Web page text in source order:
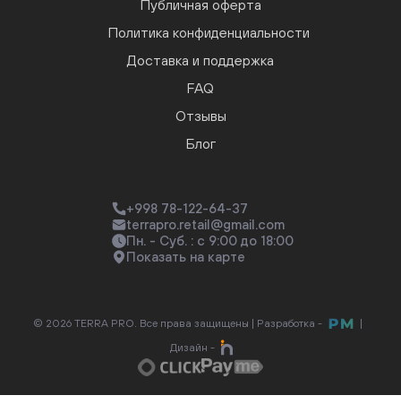
Публичная оферта
Политика конфиденциальности
Доставка и поддержка
FAQ
Отзывы
Блог
+998 78-122-64-37
terrapro.retail@gmail.com
Пн. - Суб. : с 9:00 до 18:00
Показать на карте
© 2026 TERRA PRO. Все права защищены | Разработка -
Дизайн -